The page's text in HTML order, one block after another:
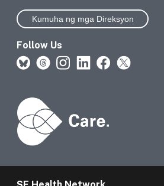
Kumuha ng mga Direksyon
Follow Us